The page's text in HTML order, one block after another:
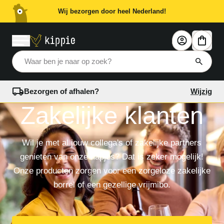
Wij bezorgen door heel Nederland!
Waar ben je naar op zoek?
Bezorgen of afhalen? Wijzig
Zakelijke klanten
Wil je met al jouw collega's of zakelijke partners
genieten van onze hapjes? Dat is zeker mogelijk!
Onze producten zorgen voor een zorgeloze zakelijke
borrel of een gezellige vrijmibo.